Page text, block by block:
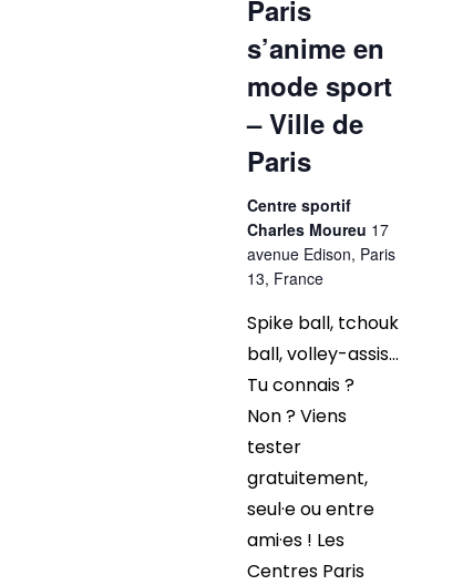
Paris
s’anime en
mode sport
– Ville de
Paris
Centre sportif
Charles Moureu 17
avenue Edison, Paris
13, France
Spike ball, tchouk
ball, volley-assis…
Tu connais ?
Non ? Viens
tester
gratuitement,
seul·e ou entre
ami·es ! Les
Centres Paris